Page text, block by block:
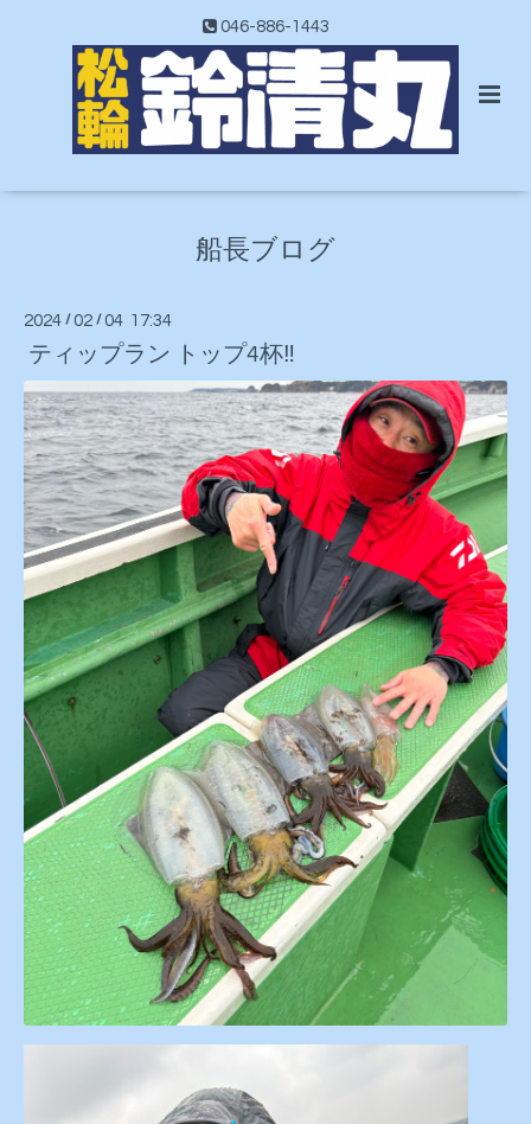
046-886-1443
船長ブログ
2024 / 02 / 04 17:34
ティップラン トップ4杯‼️